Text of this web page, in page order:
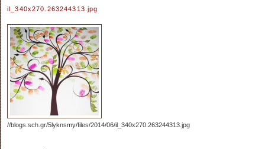
il_340x270.263244313.jpg
//blogs.sch.gr/5lyknsmy/files/2014/06/il_340x270.263244313.jpg